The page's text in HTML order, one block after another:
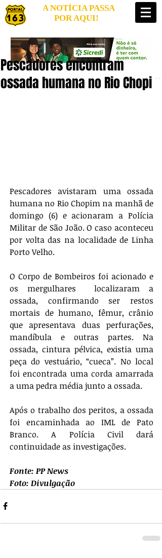
A NOTÍCIA PASSA
POR AQUI!
Pescadores encontram
ossada humana no Rio Chopim
Pescadores avistaram uma ossada
humana no Rio Chopim na manhã de
domingo (6) e acionaram a Polícia
Militar de São João. O caso aconteceu
por volta das na localidade de Linha
Porto Velho.
O Corpo de Bombeiros foi acionado e
os mergulhares  localizaram a
ossada, confirmando ser restos
mortais de humano, fêmur, crânio
que apresentava duas perfurações,
mandíbula e outras partes. Na
ossada, cintura pélvica, existia uma
peça do vestuário, “cueca”. No local
foi encontrada uma corda amarrada
a uma pedra média junto a ossada.
Após o trabalho dos peritos, a ossada
foi encaminhada ao IML de Pato
Branco. A Polícia Civil dará
continuidade as investigações.
Fonte: PP News
Foto: Divulgação